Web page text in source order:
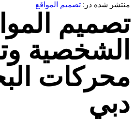
منتشر شده در: تصميم المواقع
تصميم
الشخصية
محركات
دبي